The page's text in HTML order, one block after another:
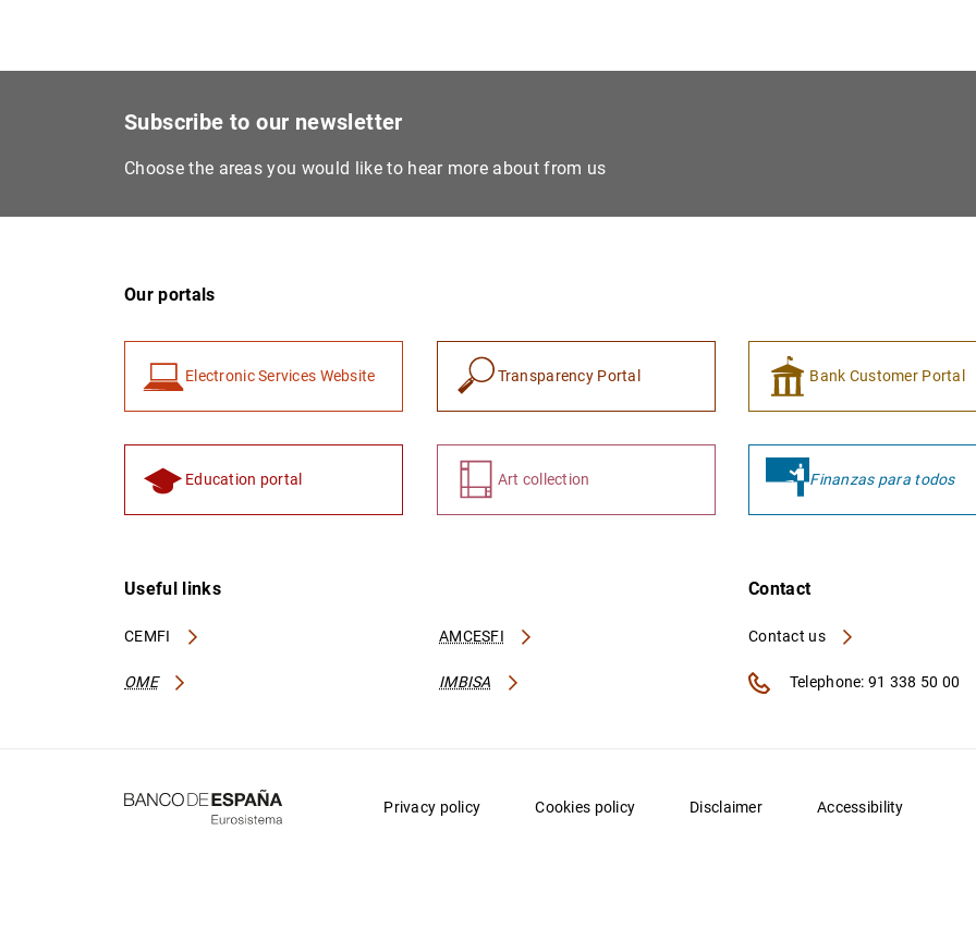
Subscribe to our newsletter
Choose the areas you would like to hear more about from us
Our portals
Electronic Services Website Transparency Portal Bank Customer Portal
Education portal Art collection Finanzas para todos
Useful links
CEMFI AMCESFI
OME IMBISA
Contact
Contact us
Telephone: 91 338 50 00
Privacy policy Cookies policy Disclaimer Accessibility